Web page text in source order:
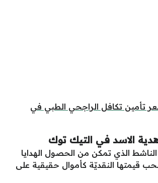
تأمين تكافل الراجحي الطبي في
الاسد في التيك توك
الذي تمكن من الحصول الهدايا
قيمتها النقديّة كأموال حقيقية على